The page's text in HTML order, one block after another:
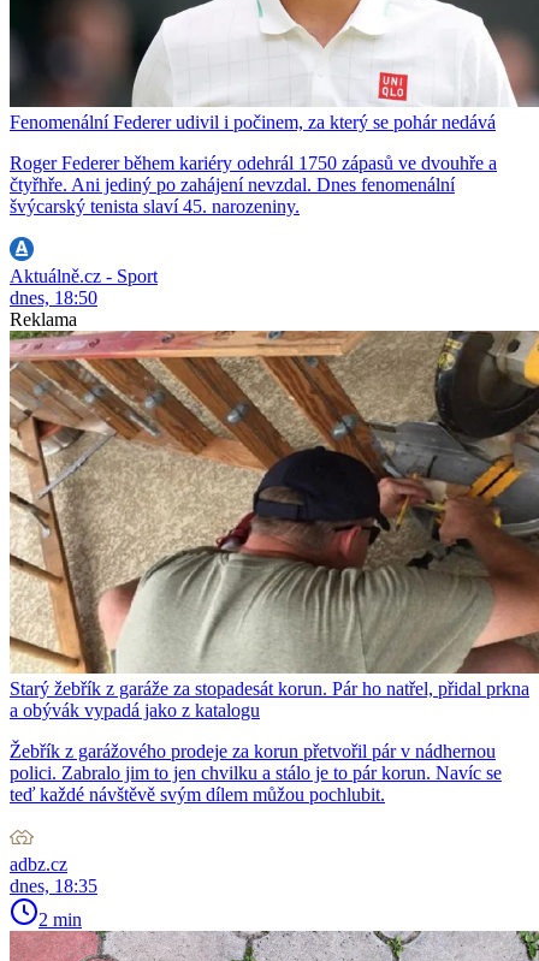
Fenomenální Federer udivil i počinem, za který se pohár nedává
Roger Federer během kariéry odehrál 1750 zápasů ve dvouhře a
čtyřhře. Ani jediný po zahájení nevzdal. Dnes fenomenální
švýcarský tenista slaví 45. narozeniny.
Aktuálně.cz - Sport
dnes, 18:50
Reklama
Starý žebřík z garáže za stopadesát korun. Pár ho natřel, přidal prkna
a obývák vypadá jako z katalogu
Žebřík z garážového prodeje za korun přetvořil pár v nádhernou
polici. Zabralo jim to jen chvilku a stálo je to pár korun. Navíc se
teď každé návštěvě svým dílem můžou pochlubit.
adbz.cz
dnes, 18:35
2 min